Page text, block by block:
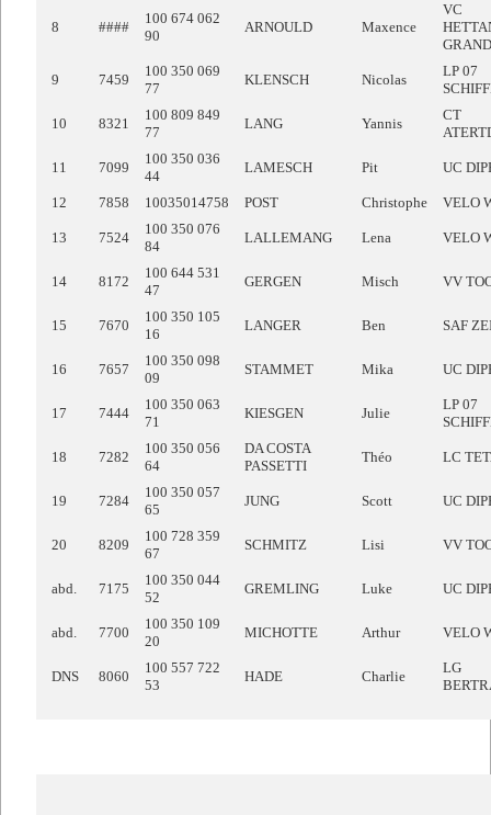
8 ####
100 674 062
90
ARNOULD Maxence
VC
9 7459
100 350 069
77
KLENSCH Nicolas
LP 07
10 8321
100 809 849
77
LANG Yannis
CT
11 7099
100 350 036
44
LAMESCH Pit UC
12 7858 10035014758 POST Christophe VELO
13 7524
100 350 076
84
LALLEMANG Lena VELO
14 8172
100 644 531
47
GERGEN Misch VV
15 7670
100 350 105
16
LANGER Ben SAF
16 7657
100 350 098
09
STAMMET Mika UC
17 7444
100 350 063
71
KIESGEN Julie
LP 07
18 7282
100 350 056
64
DA COSTA
PASSETTI
Théo LC
19 7284
100 350 057
65
JUNG Scott UC
20 8209
100 728 359
67
SCHMITZ Lisi VV
abd. 7175
100 350 044
52
GREMLING Luke UC
abd. 7700
100 350 109
20
MICHOTTE Arthur VELO
DNS 8060
100 557 722
53
HADE Charlie
LG